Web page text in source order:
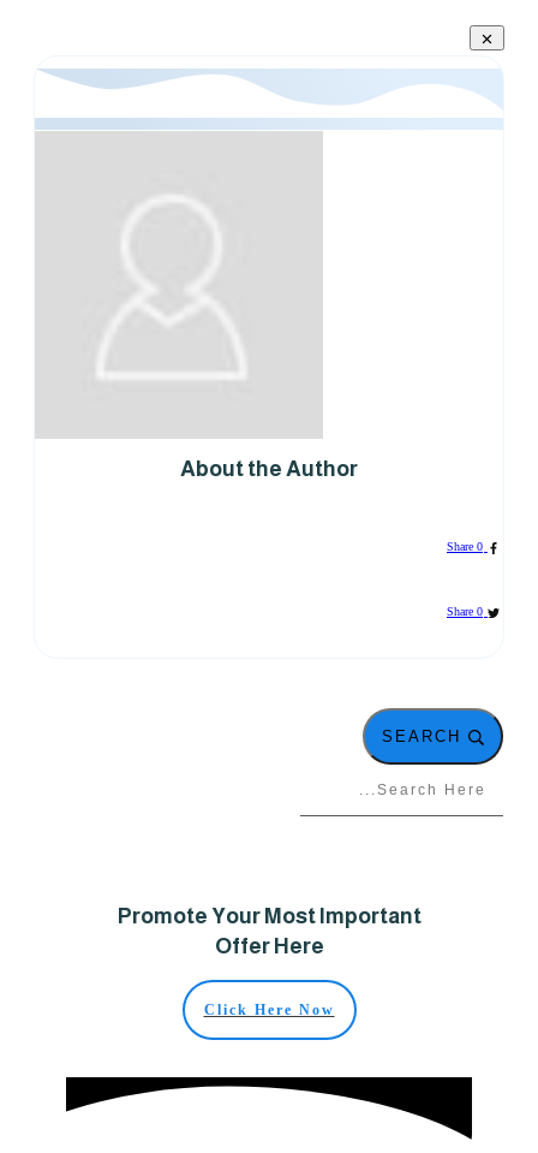
About the Author
Share 0
Share 0
SEARCH
Promote Your Most Important
Offer Here
Click Here Now